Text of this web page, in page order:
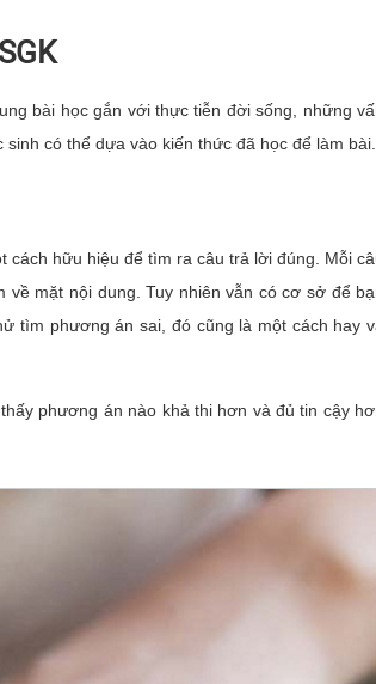
bài học gắn với thực tiễn đời sống, những
có thể dựa vào kiến thức đã học để làm bài.
hữu hiệu để tìm ra câu trả lời đúng. Mỗi
mặt nội dung. Tuy nhiên vẫn có cơ sở để
tìm phương án sai, đó cũng là một cách hay
phương án nào khả thi hơn và đủ tin cậy